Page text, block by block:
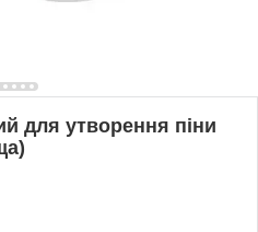
для утворення піни